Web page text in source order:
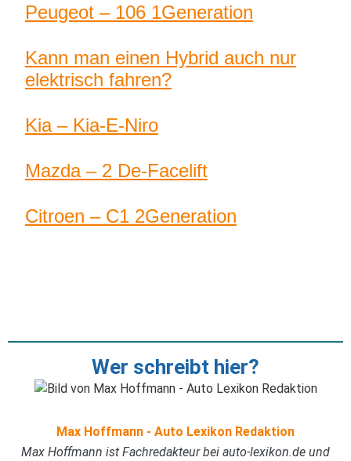
Peugeot – 106 1Generation
Kann man einen Hybrid auch nur
elektrisch fahren?
Kia – Kia-E-Niro
Mazda – 2 De-Facelift
Citroen – C1 2Generation
Wer schreibt hier?
Max Hoffmann - Auto Lexikon Redaktion
Max Hoffmann ist Fachredakteur bei auto-lexikon.de und